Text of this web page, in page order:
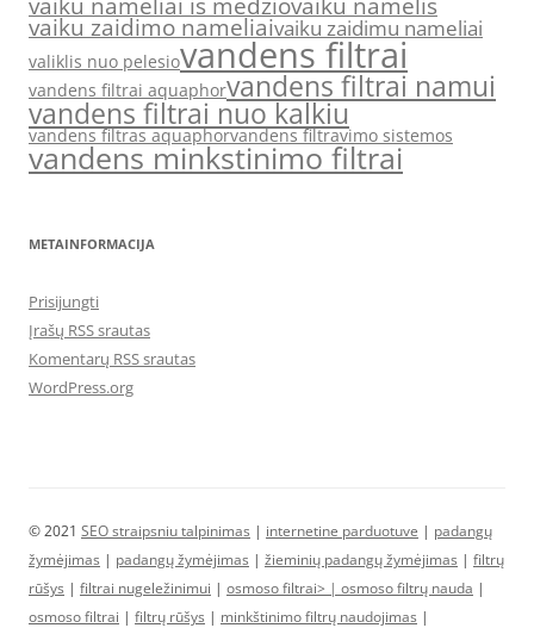
vaiku zaidimo nameliaivaiku zaidimu nameliai
valiklis nuo pelesiovandens filtrai
vandens filtrai aquaphorvandens filtrai namui
vandens filtrai nuo kalkiu
vandens filtras aquaphorvandens filtravimo sistemos
vandens minkstinimo filtrai
METAINFORMACIJA
Prisijungti
Įrašų RSS srautas
Komentarų RSS srautas
WordPress.org
© 2021 SEO straipsniu talpinimas | internetine parduotuve | padangų
žymėjimas | padangų žymėjimas | žieminių padangų žymėjimas | filtrų
rūšys | filtrai nugeležinimui | osmoso filtrai> | osmoso filtrų nauda |
osmoso filtrai | filtrų rūšys | minkštinimo filtrų naudojimas |